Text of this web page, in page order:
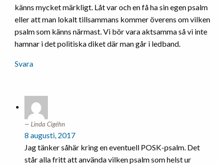
känns mycket märkligt. Låt var och en få ha sin egen psalm
eller att man lokalt tillsammans kommer överens om vilken
psalm som känns närmast. Vi bör vara aktsamma så vi inte
hamnar i det politiska diket där man går i ledband.
Svara
Linda Cigéhn
8 augusti, 2017
Jag tänker såhär kring en eventuell POSK-psalm. Det
står alla fritt att använda vilken psalm som helst ur